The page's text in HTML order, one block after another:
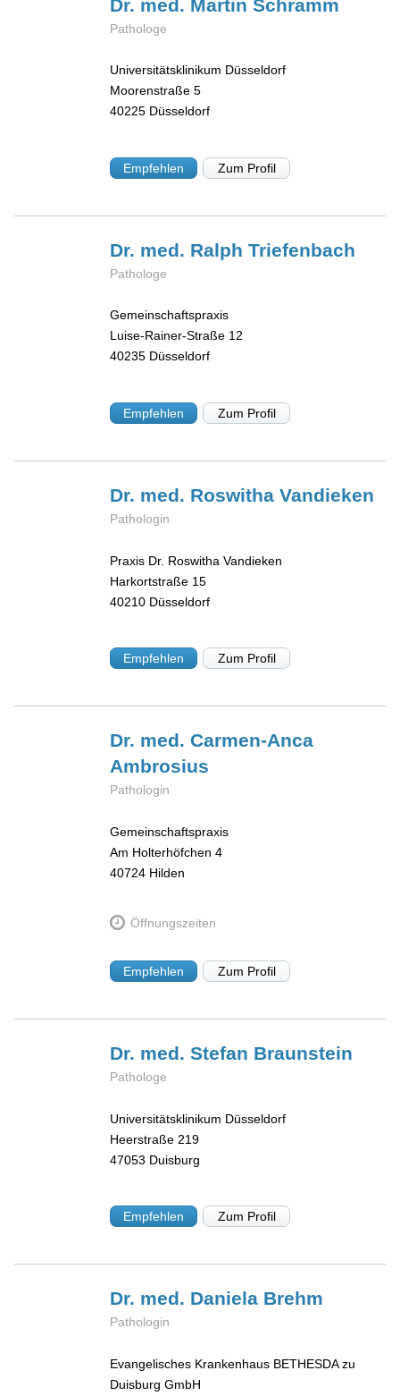
Dr. med. MartinSchramm
Pathologe
Universitätsklinikum Düsseldorf
Moorenstraße 5
40225 Düsseldorf
Empfehlen Zum Profil
Dr. med. RalphTriefenbach
Pathologe
Gemeinschaftspraxis
Luise-Rainer-Straße 12
40235 Düsseldorf
Empfehlen Zum Profil
Dr. med. RoswithaVandieken
Pathologin
Praxis Dr. Roswitha Vandieken
Harkortstraße 15
40210 Düsseldorf
Empfehlen Zum Profil
Dr. med. Carmen-Anca
Ambrosius
Pathologin
Gemeinschaftspraxis
Am Holterhöfchen 4
40724 Hilden
Öffnungszeiten
Empfehlen Zum Profil
Dr. med. Stefan Braunstein
Pathologe
Universitätsklinikum Düsseldorf
Heerstraße 219
47053 Duisburg
Empfehlen Zum Profil
Dr. med. Daniela Brehm
Pathologin
Evangelisches Krankenhaus BETHESDA zu
Duisburg GmbH